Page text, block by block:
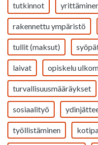
tutkinnot
rakennettu ympäristö
tullit (maksut)
laivat opiskelu
turvallisuusmääräykset
sosiaalityö
työllistäminen